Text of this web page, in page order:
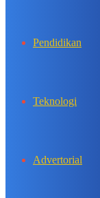
Pendidikan
Teknologi
Advertorial